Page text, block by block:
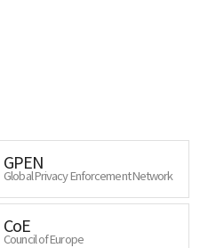
GPEN
Global Privacy Enforcement Network
CoE
Council of Europe